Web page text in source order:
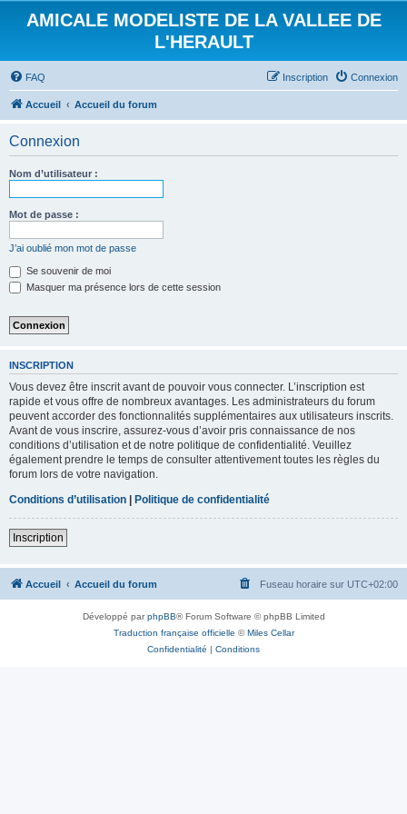
AMICALE MODELISTE DE LA VALLEE DE
L'HERAULT
FAQ Connexion
Inscription
Accueil Accueil du forum
Connexion
Nom d’utilisateur :
Mot de passe :
J’ai oublié mon mot de passe
Se souvenir de moi
Masquer ma présence lors de cette session
INSCRIPTION
Vous devez être inscrit avant de pouvoir vous connecter. L’inscription est
rapide et vous offre de nombreux avantages. Les administrateurs du forum
peuvent accorder des fonctionnalités supplémentaires aux utilisateurs inscrits.
Avant de vous inscrire, assurez-vous d’avoir pris connaissance de nos
conditions d’utilisation et de notre politique de confidentialité. Veuillez
également prendre le temps de consulter attentivement toutes les règles du
forum lors de votre navigation.
Conditions d’utilisation | Politique de confidentialité
Inscription
Accueil Accueil du forum Fuseau horaire sur UTC+02:00
Développé parphpBB® Forum Software © phpBB Limited
Traduction française officielle ©Miles Cellar
Confidentialité | Conditions